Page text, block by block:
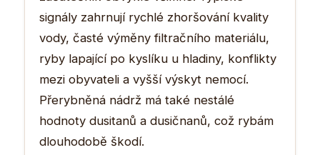
signály zahrnují rychlé zhoršování kvality
vody, časté výměny filtračního materiálu,
ryby lapající po kyslíku u hladiny, konflikty
mezi obyvateli a vyšší výskyt nemocí.
Přerybněná nádrž má také nestálé
hodnoty dusitanů a dusičnanů, což rybám
dlouhodobě škodí.